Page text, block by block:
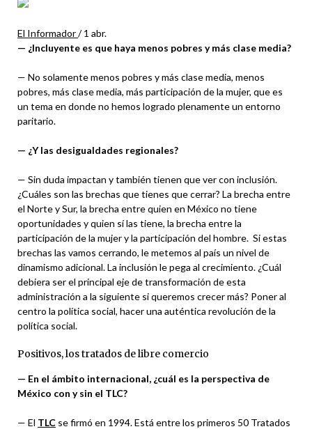
El Informador/ 1 abr.
— ¿Incluyente es que haya menos pobres y más clase media?
— No solamente menos pobres y más clase media, menos
pobres, más clase media, más participación de la mujer, que es
un tema en donde no hemos logrado plenamente un entorno
paritario.
— ¿Y las desigualdades regionales?
— Sin duda impactan y también tienen que ver con inclusión.
¿Cuáles son las brechas que tienes que cerrar? La brecha entre
el Norte y Sur, la brecha entre quien en México no tiene
oportunidades y quien sí las tiene, la brecha entre la
participación de la mujer y la participación del hombre. Si estas
brechas las vamos cerrando, le metemos al país un nivel de
dinamismo adicional. La inclusión le pega al crecimiento. ¿Cuál
debiera ser el principal eje de transformación de esta
administración a la siguiente si queremos crecer más? Poner al
centro la política social, hacer una auténtica revolución de la
política social.
Positivos, los tratados de libre comercio
— En el ámbito internacional, ¿cuál es la perspectiva de
México con y sin el TLC?
— El TLC se firmó en 1994. Está entre los primeros 50 Tratados